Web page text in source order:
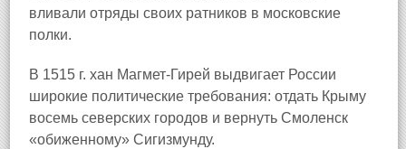
вливали отряды своих ратников в московские
полки.
В 1515 г. хан Магмет-Гирей выдвигает России
широкие политические требования: отдать Крыму
восемь северских городов и вернуть Смоленск
«обиженному» Сигизмунду.